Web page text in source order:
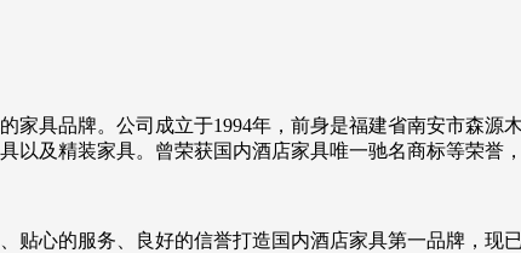
家具品牌。公司成立于1994年，前身是福建省南安市森
及精装家具。曾荣获国内酒店家具唯一驰名商标等荣誉
心的服务、良好的信誉打造国内酒店家具第一品牌，现